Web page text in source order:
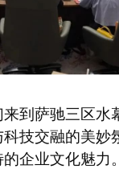
到萨驰三区水
技交融的美妙
企业文化魅力。